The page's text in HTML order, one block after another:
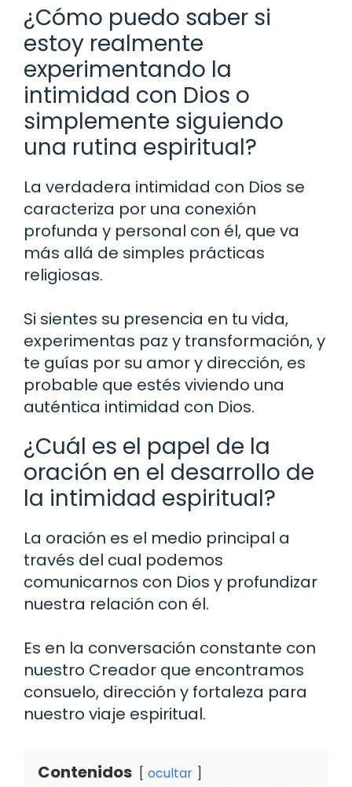
¿Cómo puedo saber si
estoy realmente
experimentando la
intimidad con Dios o
simplemente siguiendo
una rutina espiritual?
La verdadera intimidad con Dios se
caracteriza por una conexión
profunda y personal con él, que va
más allá de simples prácticas
religiosas.
Si sientes su presencia en tu vida,
experimentas paz y transformación, y
te guías por su amor y dirección, es
probable que estés viviendo una
auténtica intimidad con Dios.
¿Cuál es el papel de la
oración en el desarrollo de
la intimidad espiritual?
La oración es el medio principal a
través del cual podemos
comunicarnos con Dios y profundizar
nuestra relación con él.
Es en la conversación constante con
nuestro Creador que encontramos
consuelo, dirección y fortaleza para
nuestro viaje espiritual.
Contenidos ocultar